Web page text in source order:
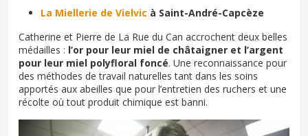
La Miellerie de Vielvic à Saint-André-Capcèze
Catherine et Pierre de La Rue du Can accrochent deux belles
médailles : l’or pour leur miel de châtaigner et l’argent
pour leur miel polyfloral foncé. Une reconnaissance pour
des méthodes de travail naturelles tant dans les soins
apportés aux abeilles que pour l’entretien des ruchers et une
récolte où tout produit chimique est banni.